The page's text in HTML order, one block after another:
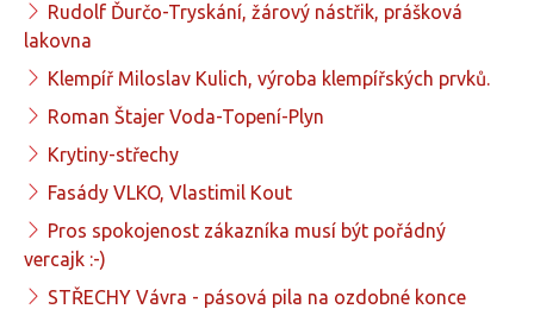
Rudolf Ďurčo-Tryskání, žárový nástřik, prášková
lakovna
Klempíř Miloslav Kulich, výroba klempířských prvků.
Roman Štajer Voda-Topení-Plyn
Krytiny-střechy
Fasády VLKO, Vlastimil Kout
Pros spokojenost zákazníka musí být pořádný
vercajk :-)
STŘECHY Vávra - pásová pila na ozdobné konce